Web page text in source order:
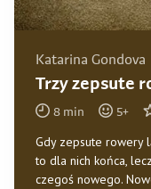
Katarina Gondova
Trzy zepsute
8 min 5+
Gdy zepsute rowery
to dla nich końca,
czegoś nowego.